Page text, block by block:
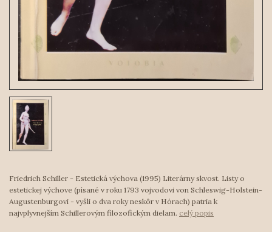
Friedrich Schiller - Estetická výchova (1995) Literárny skvost. Listy o
estetickej výchove (písané v roku 1793 vojvodovi von Schleswig-Holstein-
Augustenburgovi - vyšli o dva roky neskôr v Hórach) patria k
najvplyvnejším Schillerovým filozofickým dielam. celý popis